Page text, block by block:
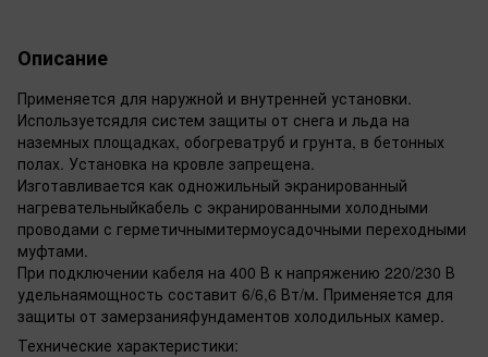
Описание
Применяется для наружной и внутренней установки.
Используетсядля систем защиты от снега и льда на
наземных площадках, обогреватруб и грунта, в бетонных
полах. Установка на кровле запрещена.
Изготавливается как одножильный экранированный
нагревательныйкабель с экранированными холодными
проводами с герметичнымитермоусадочными переходными
муфтами.
При подключении кабеля на 400 В к напряжению 220/230 В
удельнаямощность составит 6/6,6 Вт/м. Применяется для
защиты от замерзанияфундаментов холодильных камер.
Технические характеристики: